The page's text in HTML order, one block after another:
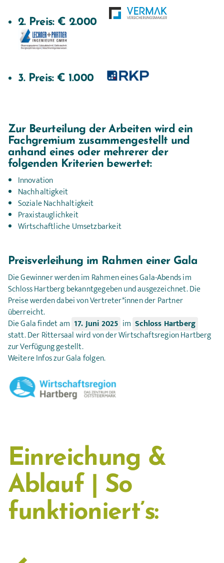
2. Preis: € 2.000
3. Preis: € 1.000
Zur Beurteilung der Arbeiten wird ein
Fachgremium zusammengestellt und
anhand eines oder mehrerer der
folgenden Kriterien bewertet:
Innovation
Nachhaltigkeit
Soziale Nachhaltigkeit
Praxistauglichkeit
Wirtschaftliche Umsetzbarkeit
Preisverleihung im Rahmen einer Gala
Die Gewinner werden im Rahmen eines Gala-Abends im
Schloss Hartberg bekanntgegeben und ausgezeichnet. Die
Preise werden dabei von Vertreter*innen der Partner
überreicht.
Die Gala findet am 17. Juni 2025 im Schloss Hartberg
statt. Der Rittersaal wird von der Wirtschaftsregion Hartberg
zur Verfügung gestellt.
Weitere Infos zur Gala folgen.
Einreichung &
Ablauf | So
funktioniert’s: